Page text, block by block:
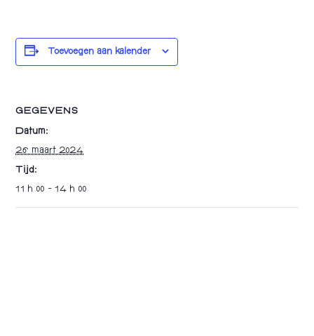
Toevoegen aan kalender
GEGEVENS
Datum:
26 maart 2024
Tijd:
11 h 00 - 14 h 00